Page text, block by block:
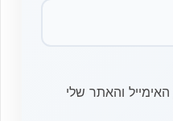
והאתר שלי